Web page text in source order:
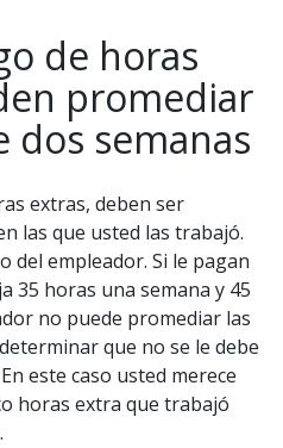
de horas
promediar
dos semanas
extras, deben ser
las que usted las trabajó.
del empleador. Si le pagan
35 horas una semana y 45
no puede promediar las
que no se le debe
este caso usted merece
horas extra que trabajó